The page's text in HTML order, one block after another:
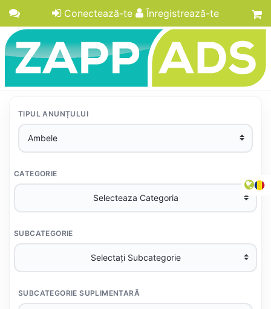
Conectează-te Înregistrează-te
TIPUL ANUNȚULUI
CATEGORIE
SUBCATEGORIE
SUBCATEGORIE SUPLIMENTARĂ